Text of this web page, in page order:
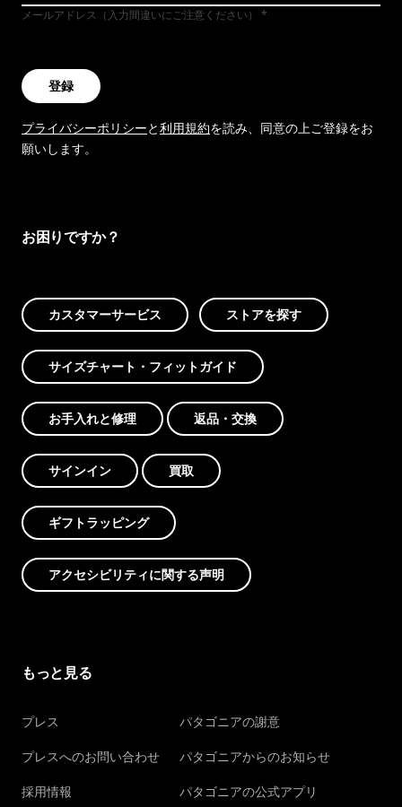
メールアドレス（入力間違いにご注意ください）
登録
プライバシーポリシーと利用規約を読み、同意の上ご登録をお
願いします。
お困りですか？
カスタマーサービス ストアを探す
サイズチャート・フィットガイド
お手入れと修理 返品・交換
サインイン 買取
ギフトラッピング
アクセシビリティに関する声明
もっと見る
プレス
プレスへのお問い合わせ
採用情報
パタゴニアの謝意
パタゴニアからのお知らせ
パタゴニアの公式アプリ